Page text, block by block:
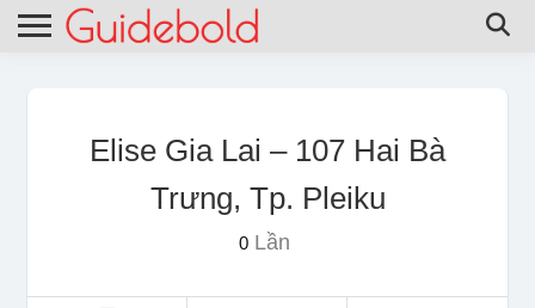
Elise Gia Lai – 107 Hai Bà
Trưng, Tp. Pleiku
0Lần